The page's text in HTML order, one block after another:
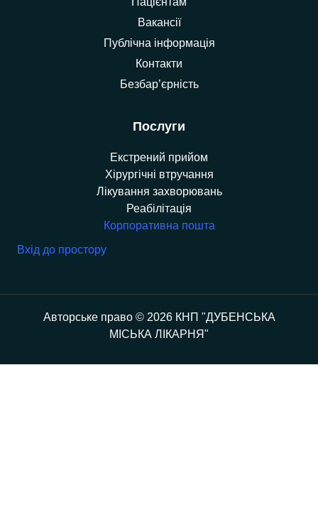
Вакансії
Публічна інформація
Контакти
Безбар’єрність
Послуги
Екстрений прийом
Хірургічні втручання
Лікування захворювань
Реабілітація
Корпоративна пошта
Вхід до простору
Авторське право © 2026 КНП "ДУБЕНСЬКА
МІСЬКА ЛІКАРНЯ"